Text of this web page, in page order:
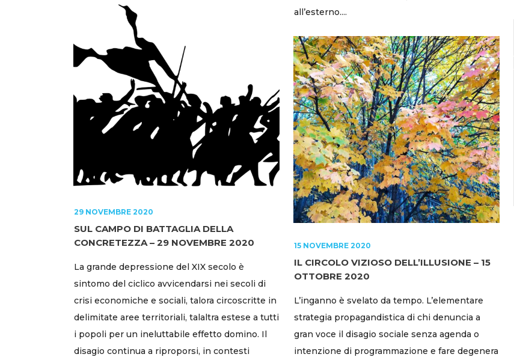
all’esterno....
29 NOVEMBRE 2020
SUL CAMPO DI BATTAGLIA DELLA
CONCRETEZZA – 29 NOVEMBRE 2020
La grande depressione del XIX secolo è
sintomo del ciclico avvicendarsi nei secoli di
crisi economiche e sociali, talora circoscritte in
delimitate aree territoriali, talaltra estese a tutti
i popoli per un ineluttabile effetto domino. Il
disagio continua a riproporsi, in contesti
15 NOVEMBRE 2020
IL CIRCOLO VIZIOSO DELL’ILLUSIONE – 15
OTTOBRE 2020
L’inganno è svelato da tempo. L’elementare
strategia propagandistica di chi denuncia a
gran voce il disagio sociale senza agenda o
intenzione di programmazione e fare degenera